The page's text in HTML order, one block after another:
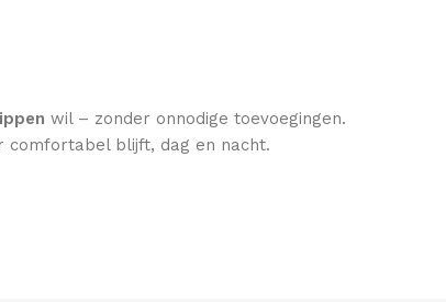
wil – zonder onnodige toevoegingen.
comfortabel blijft, dag en nacht.